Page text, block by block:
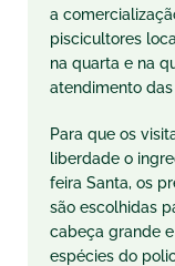
a
piscicultores
na quarta e na
atendimento das
Para que os
liberdade o
feira Santa, os
são escolhidas
cabeça grande
espécies do